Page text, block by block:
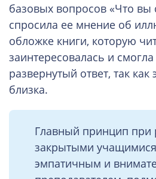
базовых вопросов «Что вы
спросила ее мнение об
обложке книги, которую
заинтересовалась и
развернутый ответ, так
близка.
Главный принцип при
закрытыми
эмпатичным и